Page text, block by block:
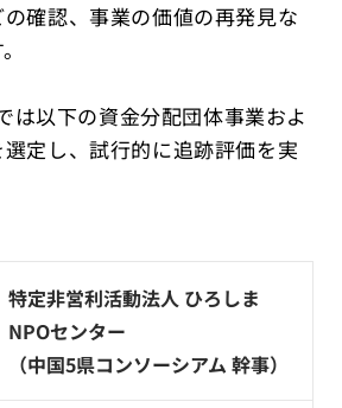
確認、事業の価値の再発見な
は以下の資金分配団体事業およ
定し、試行的に追跡評価を実
特定非営利活動法人 ひろしま
NPOセンター
（中国5県コンソーシアム 幹事）